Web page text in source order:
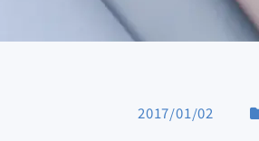
2017/01/02